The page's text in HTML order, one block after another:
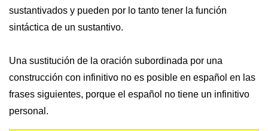
sustantivados y pueden por lo tanto tener la función
sintáctica de un sustantivo.
Una sustitución de la oración subordinada por una
construcción con infinitivo no es posible en español en las
frases siguientes, porque el español no tiene un infinitivo
personal.